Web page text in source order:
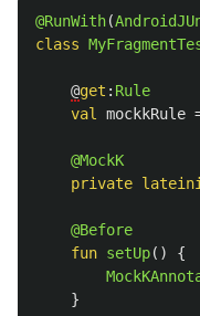
@RunWith(
class
@get : Rule
val
mockkRule
@MockK
private
@Before
fun setUp()
{
}